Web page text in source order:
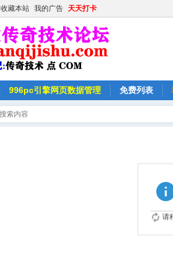
收藏本站 我的广告 天天打卡
996pc引擎网页数据管理 免费列表
请